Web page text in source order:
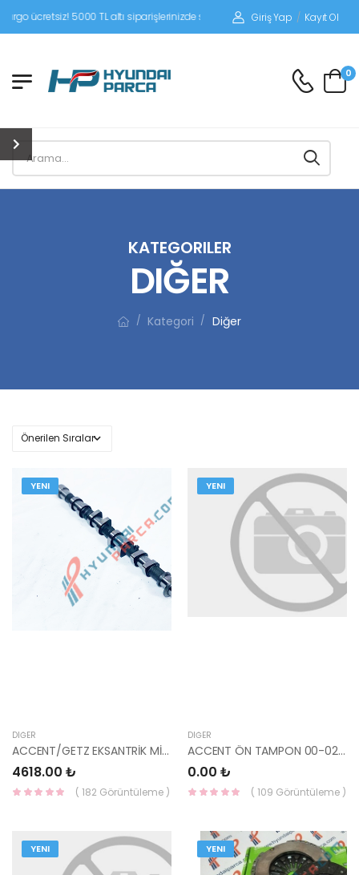
5000 TL altı siparişlerinizde siparişleriniz alıcı ödemeli gönderilir.
Giriş Yap / Kayıt Ol
0
KATEGORILER
DIĞER
/ Kategori / Diğer
YENI
DIĞER
ACCENT/GETZ EKSANTRİK MİLİ 06=> ERA 1.4 EGSOZ 24200-26800-YS
4618.00 ₺
( 182 Görüntüleme )
YENI
DIĞER
ACCENT ÖN TAMPON 00-02 SİSSİZ-
0.00 ₺
( 109 Görüntüleme )
YENI YENI